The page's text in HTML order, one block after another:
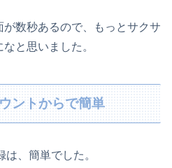
数秒あるので、もっとサクサ
と思いました。
ントからで簡単
、簡単でした。